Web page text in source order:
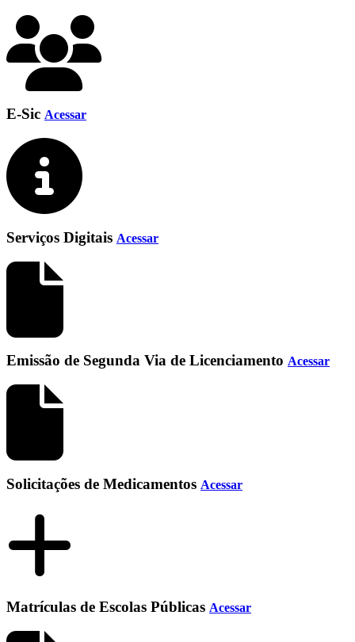
E-Sic Acessar
Serviços Digitais Acessar
Emissão de Segunda Via de Licenciamento Acessar
Solicitações de Medicamentos Acessar
Matrículas de Escolas Públicas Acessar